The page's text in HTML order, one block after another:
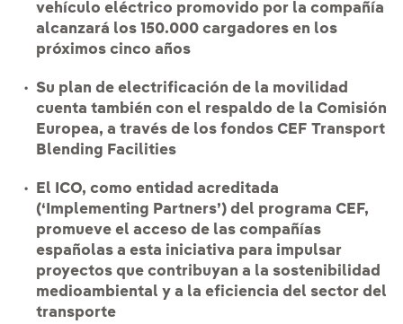
vehículo eléctrico promovido por la compañía
alcanzará los 150.000 cargadores en los
próximos cinco años
Su plan de electrificación de la movilidad
cuenta también con el respaldo de la Comisión
Europea, a través de los fondos CEF Transport
Blending Facilities
El ICO, como entidad acreditada
(‘Implementing Partners’) del programa CEF,
promueve el acceso de las compañías
españolas a esta iniciativa para impulsar
proyectos que contribuyan a la sostenibilidad
medioambiental y a la eficiencia del sector del
transporte